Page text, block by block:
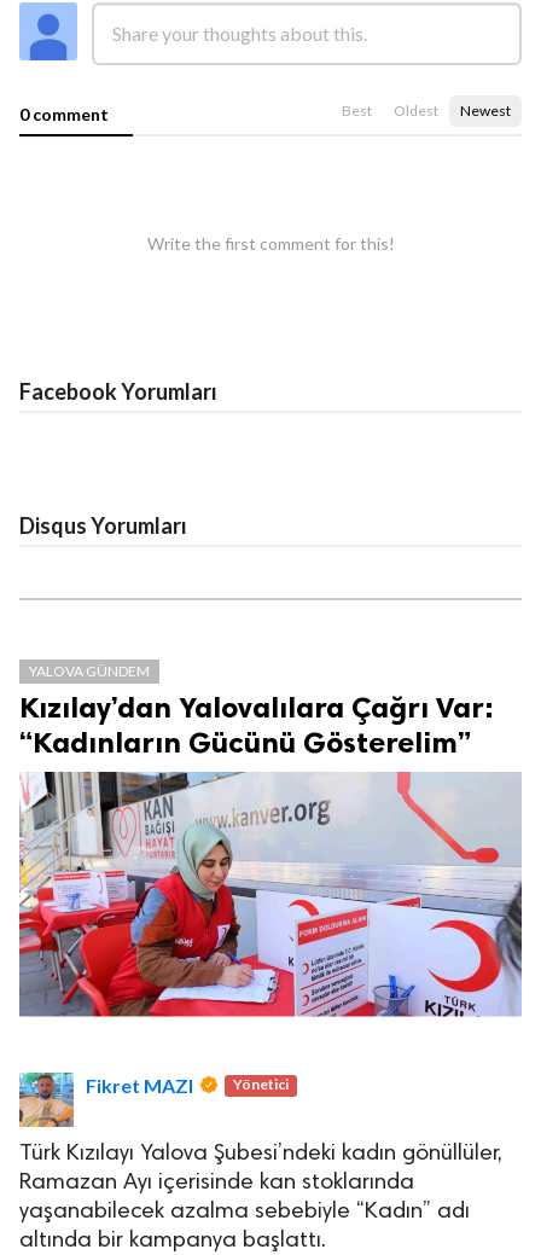
0 comment Best Oldest Newest
Write the first comment for this!
Facebook Yorumları
Disqus Yorumları
YALOVA GÜNDEM
Kızılay’dan Yalovalılara Çağrı Var:
“Kadınların Gücünü Gösterelim”
Fikret MAZI Yönetici
Türk Kızılayı Yalova Şubesi’ndeki kadın gönüllüler,
Ramazan Ayı içerisinde kan stoklarında
yaşanabilecek azalma sebebiyle “Kadın” adı
altında bir kampanya başlattı.